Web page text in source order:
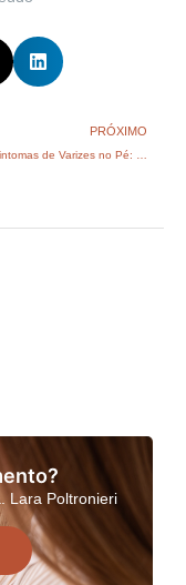
PRÓXIMO
Lara Poltronieri